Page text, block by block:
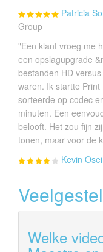
Patricia
Group
"Een klant vroeg me
een opslagupgrade
bestanden HD
waren. Ik startte
sorteerde op codec
minuten. Een
belooft. Het zou fijn
tonen, maar voor de
Kevin Osei
Welke